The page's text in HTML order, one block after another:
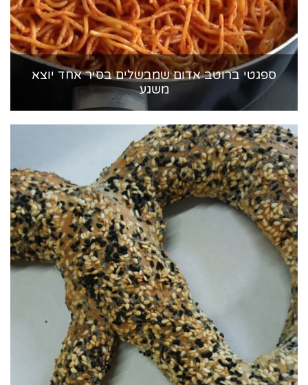
ספגטי ברוטב אדום שמבשלים בסיר אחד יוצא
משגע